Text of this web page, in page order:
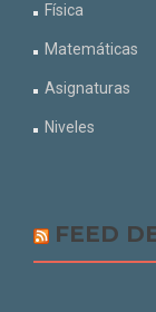
Física
Matemáticas
Asignaturas
Niveles
FEED